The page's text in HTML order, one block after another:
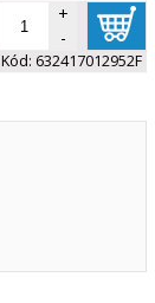
+
-
Kód: 632417012952F